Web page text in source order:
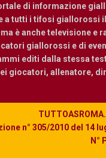
di informazione
a tutti i tifosi
è anche televisione
giallorossi e di
editi dalla stessa
giocatori, allenatore,
n° 305/2010 del 14
N°